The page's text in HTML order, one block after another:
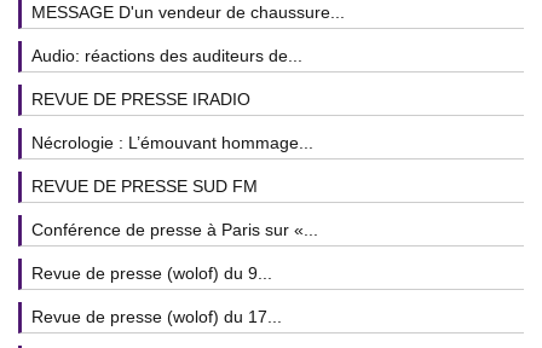
MESSAGE D'un vendeur de chaussure...
Audio: réactions des auditeurs de...
REVUE DE PRESSE IRADIO
Nécrologie : L’émouvant hommage...
REVUE DE PRESSE SUD FM
Conférence de presse à Paris sur «...
Revue de presse (wolof) du 9...
Revue de presse (wolof) du 17...